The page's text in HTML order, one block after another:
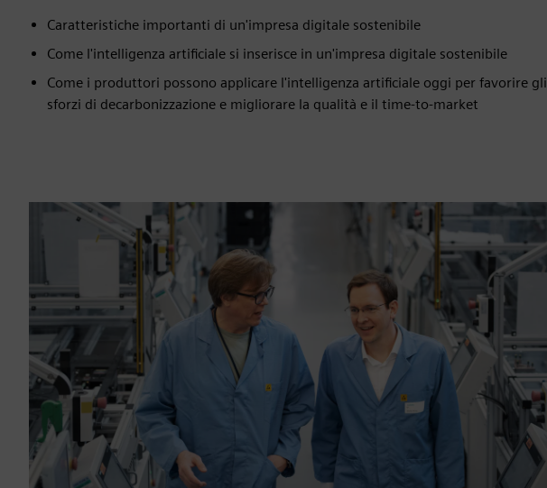
Caratteristiche importanti di un'impresa digitale sostenibile
Come l'intelligenza artificiale si inserisce in un'impresa digitale sostenibile
Come i produttori possono applicare l'intelligenza artificiale oggi per favorire gli
sforzi di decarbonizzazione e migliorare la qualità e il time-to-market